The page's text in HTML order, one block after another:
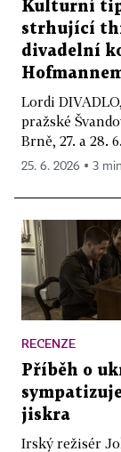
Kulturní
strhující
divadelní
Lordi
pražské
Brně, 27. a 28.
25. 6. 2026 ▪ 3
RECENZE
Příběh o
jiskra
Irský režisér